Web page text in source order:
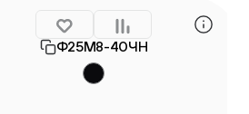
Ф25М8-40ЧН